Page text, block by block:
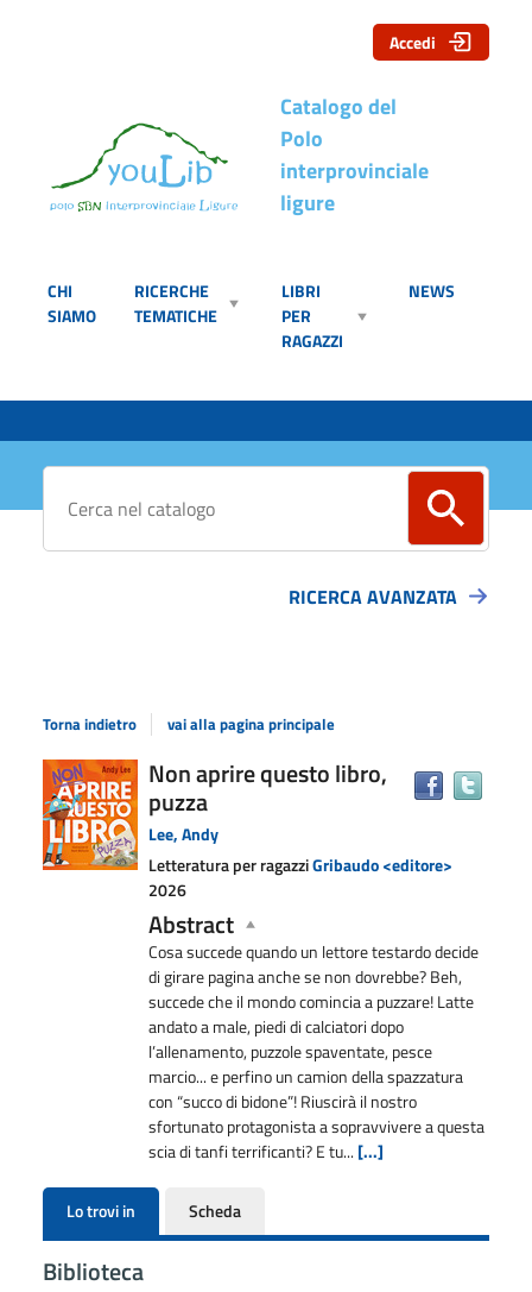
Catalogo del
Polo
interprovinciale
ligure
CHI
SIAMO
RICERCHE
TEMATICHE
LIBRI
PER
RAGAZZI
NEWS
Accedi
Cerca su "Catalogo"
RICERCA AVANZATA
Torna indietro vai alla pagina principale
Dettaglio
del
documento
Non aprire questo libro,
puzza
Lee, Andy
Letteratura per ragazziGribaudo <editore>
2026
Abstract
Cosa succede quando un lettore testardo decide
di girare pagina anche se non dovrebbe? Beh,
succede che il mondo comincia a puzzare! Latte
andato a male, piedi di calciatori dopo
l’allenamento, puzzole spaventate, pesce
marcio... e perfino un camion della spazzatura
con “succo di bidone”! Riuscirà il nostro
sfortunato protagonista a sopravvivere a questa
scia di tanfi terrificanti? E tu... [...]
Lo trovi in Scheda
Biblioteca